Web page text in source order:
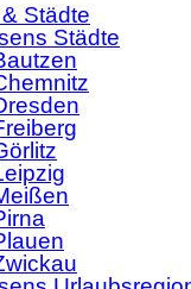
Städte
Städte